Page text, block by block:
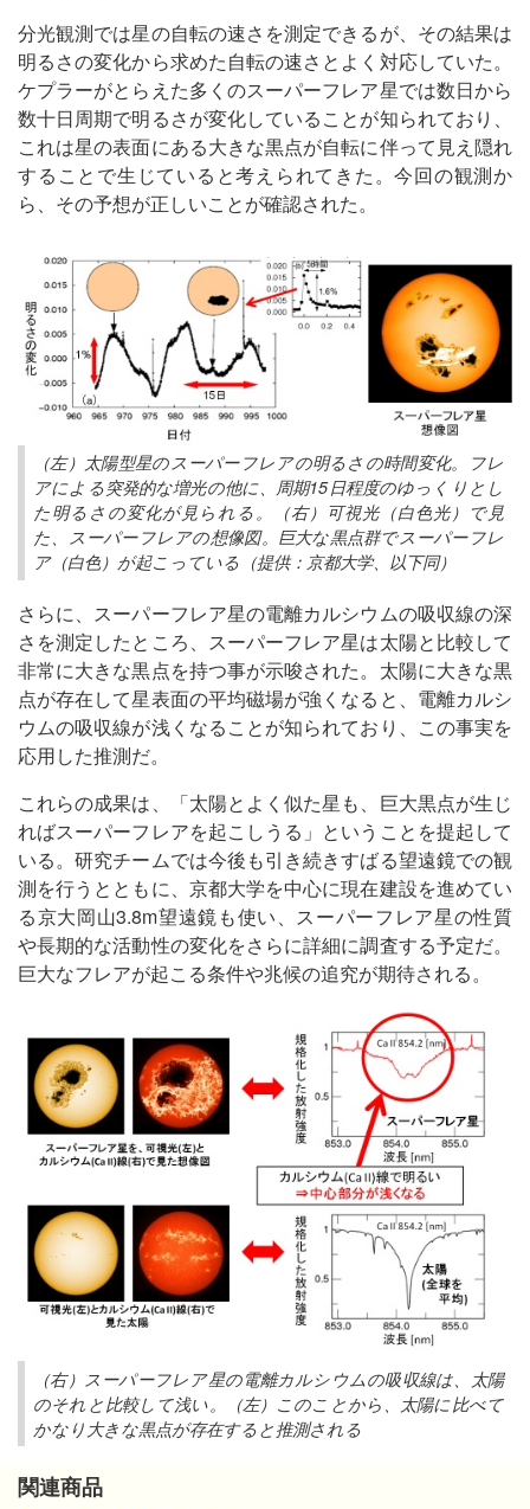
分光観測では星の自転の速さを測定できるが、その結果は
明るさの変化から求めた自転の速さとよく対応していた。
ケプラーがとらえた多くのスーパーフレア星では数日から
数十日周期で明るさが変化していることが知られており、
これは星の表面にある大きな黒点が自転に伴って見え隠れ
することで生じていると考えられてきた。今回の観測か
ら、その予想が正しいことが確認された。
（左）太陽型星のスーパーフレアの明るさの時間変化。フレ
アによる突発的な増光の他に、周期15日程度のゆっくりとし
た明るさの変化が見られる。（右）可視光（白色光）で見
た、スーパーフレアの想像図。巨大な黒点群でスーパーフレ
ア（白色）が起こっている（提供：京都大学、以下同）
さらに、スーパーフレア星の電離カルシウムの吸収線の深
さを測定したところ、スーパーフレア星は太陽と比較して
非常に大きな黒点を持つ事が示唆された。太陽に大きな黒
点が存在して星表面の平均磁場が強くなると、電離カルシ
ウムの吸収線が浅くなることが知られており、この事実を
応用した推測だ。
これらの成果は、「太陽とよく似た星も、巨大黒点が生じ
ればスーパーフレアを起こしうる」ということを提起して
いる。研究チームでは今後も引き続きすばる望遠鏡での観
測を行うとともに、京都大学を中心に現在建設を進めてい
る京大岡山3.8m望遠鏡も使い、スーパーフレア星の性質
や長期的な活動性の変化をさらに詳細に調査する予定だ。
巨大なフレアが起こる条件や兆候の追究が期待される。
（右）スーパーフレア星の電離カルシウムの吸収線は、太陽
のそれと比較して浅い。（左）このことから、太陽に比べて
かなり大きな黒点が存在すると推測される
関連商品